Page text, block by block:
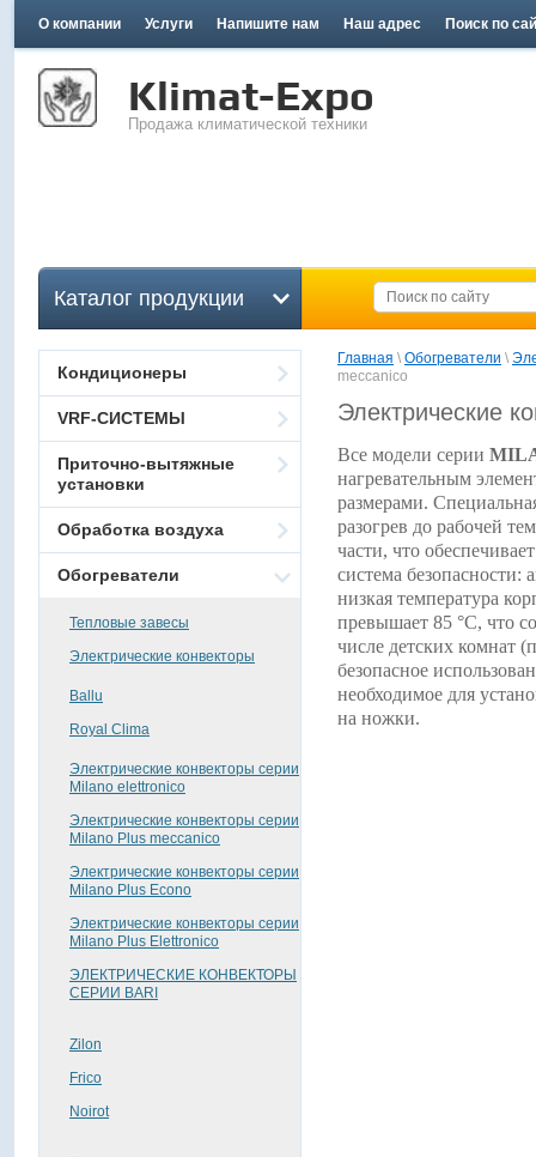
О компании Услуги Напишите нам Наш адрес Поиск по
Klimat-Expo
Продажа климатической техники
Каталог продукции
Кондиционеры
VRF-СИСТЕМЫ
Приточно-вытяжные
установки
Обработка воздуха
Обогреватели
Тепловые завесы
Электрические конвекторы
Ballu
Royal Clima
Электрические конвекторы серии
Milano elettronico
Электрические конвекторы серии
Milano Plus meccanico
Электрические конвекторы серии
Milano Plus Econo
Электрические конвекторы серии
Milano Plus Elettronico
ЭЛЕКТРИЧЕСКИЕ КОНВЕКТОРЫ
СЕРИИ BARI
Zilon
Frico
Noirot
Главная \ Обогреватели \
meccanico
Электрические
Все модели серии
нагревательным
размерами.
разогрев до рабочей
части, что
система безопасности:
низкая температура
превышает 85 °C, что
числе детских комнат
безопасное
необходимое для
на ножки.